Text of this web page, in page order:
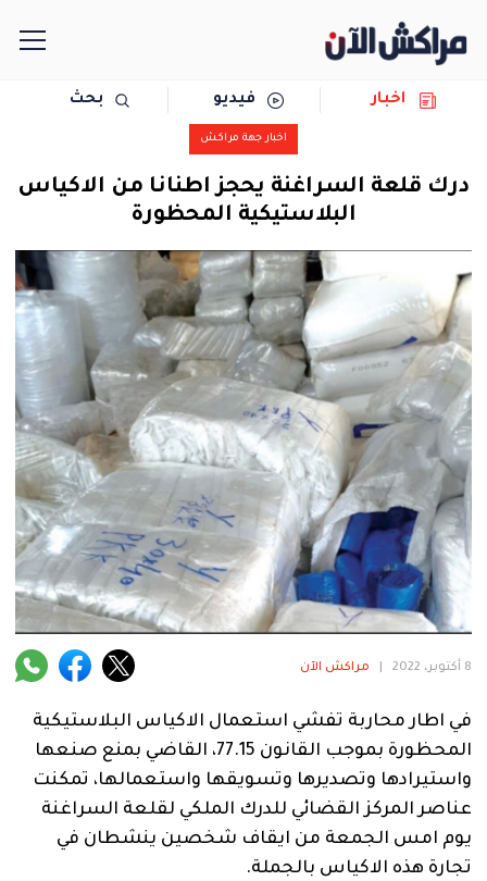
مجتمع
رياضة
حوادث
دولية
المرأة
فنية
منوعة
آراء
اخبار فيديو بحث
اخبار جهة مراكش
درك قلعة السراغنة يحجز اطنانا من الاكياس
البلاستيكية المحظورة
8 أكتوبر، 2022 مراكش الآن
في اطار محاربة تفشي استعمال الاكياس البلاستيكية
المحظورة بموجب القانون 77.15، القاضي بمنع صنعها
واستيرادها وتصديرها وتسويقها واستعمالها، تمكنت
عناصر المركز القضائي للدرك الملكي لقلعة السراغنة
يوم امس الجمعة من ايقاف شخصين ينشطان في
تجارة هذه الاكياس بالجملة.